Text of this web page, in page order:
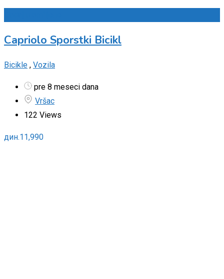
Capriolo Sporstki Bicikl
Bicikle , Vozila
pre 8 meseci dana
Vršac
122 Views
дин.11,990